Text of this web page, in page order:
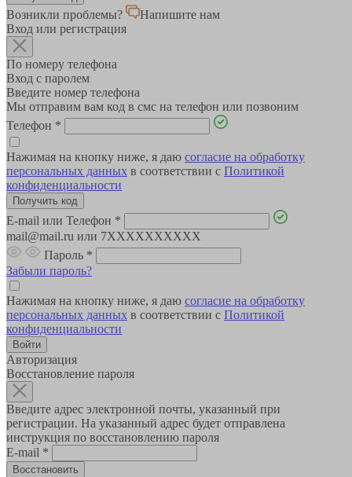
Возникли проблемы?
Напишите нам
Вход или регистрация
По номеру телефона
Вход с паролем
Введите номер телефона
Мы отправим вам код в смс на телефон или позвоним
Телефон *
Нажимая на кнопку ниже, я даю согласие на обработку
персональных данных в соответствии с Политикой
конфиденциальности
E-mail или Телефон *
mail@mail.ru или 7XXXXXXXXXX
Пароль *
Забыли пароль?
Нажимая на кнопку ниже, я даю согласие на обработку
персональных данных в соответствии с Политикой
конфиденциальности
Авторизация
Восстановление пароля
Введите адрес электронной почты, указанный при
регистрации. На указанный адрес будет отправлена
инструкция по восстановлению пароля
E-mail *